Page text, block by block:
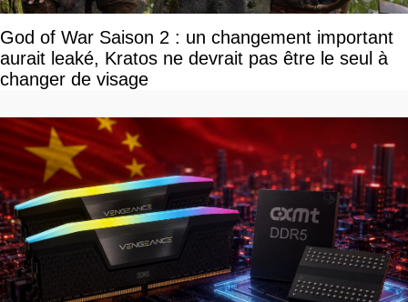
God of War Saison 2 : un changement important
aurait leaké, Kratos ne devrait pas être le seul à
changer de visage